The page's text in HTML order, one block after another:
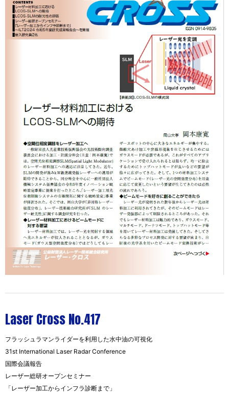
Laser Cross No.417
フラッシュラマンライダーを利用した水中油の可視化
31st International Laser Radar Conference
国際会議報告
レーザー総研オープンセミナー
「レーザー加工からインフラ診断まで」